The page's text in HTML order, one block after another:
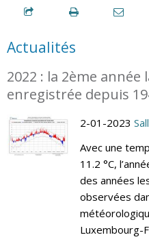
Actualités
2022 : la 2ème
enregistrée depuis
2-01-2023
Avec une
11.2 °C,
des années
observées
Luxembourg-